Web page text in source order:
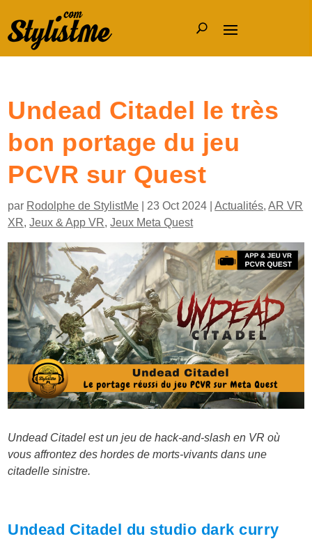
Undead Citadel le très
bon portage du jeu
PCVR sur Quest
par Rodolphe de StylistMe 23 Oct 2024 |Actualités,AR VR
XR,Jeux & App VR,Jeux Meta Quest
Undead Citadel est un jeu de hack-and-slash en VR où
vous affrontez des hordes de morts-vivants dans une
citadelle sinistre.
Undead Citadel du studio dark curry